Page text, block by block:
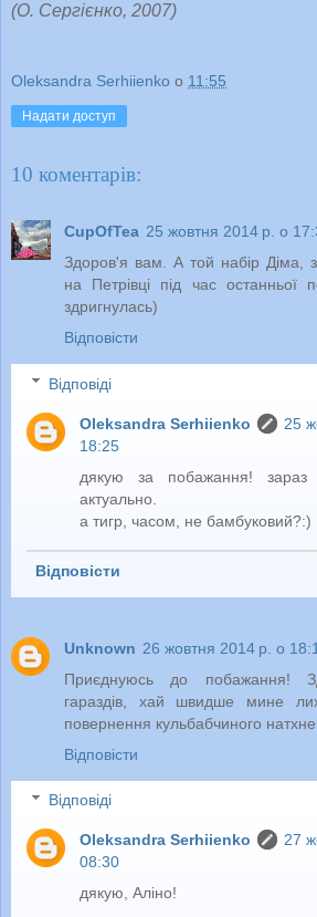
(О. Сергієнко, 2007)
Oleksandra Serhiienko о 11:55
Надати доступ
10 коментарів:
CupOfTea 25 жовтня 2014 р. о
Здоров'я вам. А той набір Діма,
на Петрівці під час останньої
здригнулась)
Відповісти
Відповіді
Oleksandra Serhiienko
25
18:25
дякую за побажання!
актуально.
а тигр, часом, не бамбуковий?:)
Відповісти
Unknown 26 жовтня 2014 р. о
Приєднуюсь до побажання!
гараздів, хай швидше мине
повернення кульбабчиного
Відповісти
Відповіді
Oleksandra Serhiienko
27
08:30
дякую, Аліно!